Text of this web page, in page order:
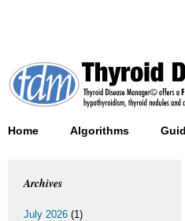
Home Algorithms
Archives
July 2026 (1)